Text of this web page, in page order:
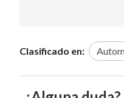
Clasificado en: